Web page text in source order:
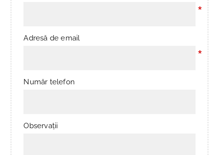
*
Adresă de email
*
Număr telefon
Observații